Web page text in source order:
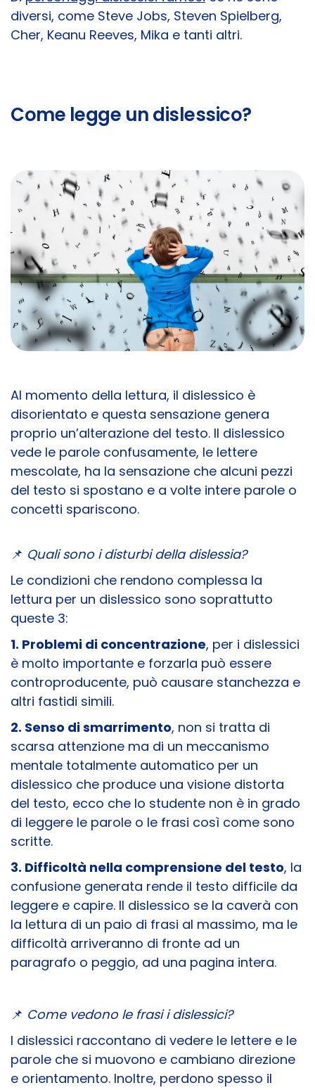
diversi, come Steve Jobs, Steven Spielberg,
Cher, Keanu Reeves, Mika e tanti altri.
Come legge un dislessico?
Al momento della lettura, il dislessico è
disorientato e questa sensazione genera
proprio un’alterazione del testo. Il dislessico
vede le parole confusamente, le lettere
mescolate, ha la sensazione che alcuni pezzi
del testo si spostano e a volte intere parole o
concetti spariscono.
📌 Quali sono i disturbi della dislessia?
Le condizioni che rendono complessa la
lettura per un dislessico sono soprattutto
queste 3:
1. Problemi di concentrazione, per i dislessici
è molto importante e forzarla può essere
controproducente, può causare stanchezza e
altri fastidi simili.
2. Senso di smarrimento, non si tratta di
scarsa attenzione ma di un meccanismo
mentale totalmente automatico per un
dislessico che produce una visione distorta
del testo, ecco che lo studente non è in grado
di leggere le parole o le frasi così come sono
scritte.
3. Difficoltà nella comprensione del testo, la
confusione generata rende il testo difficile da
leggere e capire. Il dislessico se la caverà con
la lettura di un paio di frasi al massimo, ma le
difficoltà arriveranno di fronte ad un
paragrafo o peggio, ad una pagina intera.
📌 Come vedono le frasi i dislessici?
I dislessici raccontano di vedere le lettere e le
parole che si muovono e cambiano direzione
e orientamento. Inoltre, perdono spesso il